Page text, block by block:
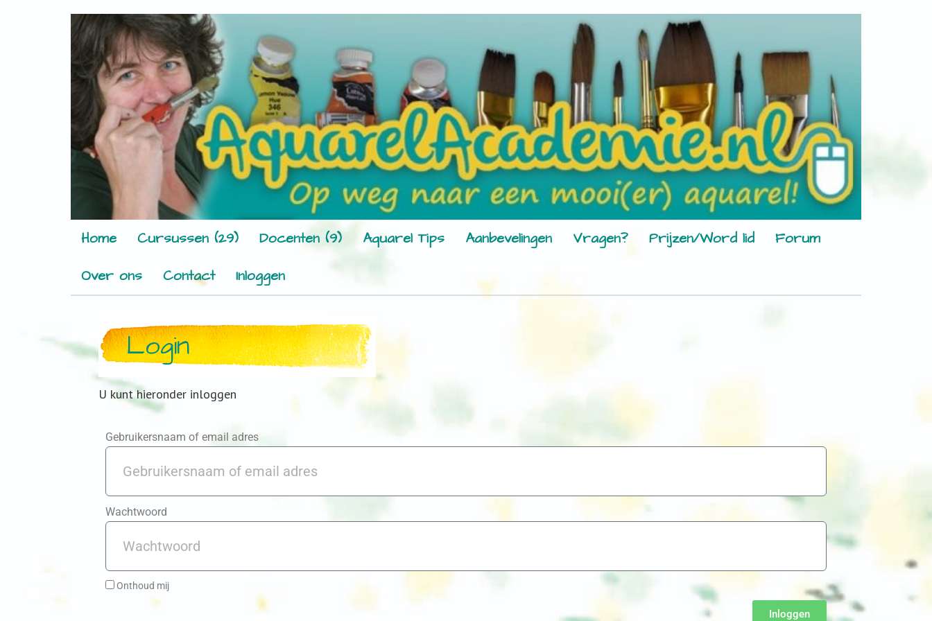
Home Cursussen (29) Docenten (9) Aquarel Tips Aanbevelingen Vragen? Prijzen/Word lid
Forum
Over ons
Contact Inloggen
Login
U kunt hieronder inloggen
Gebruikersnaam of email adres
Wachtwoord
Onthoud mij
Inloggen